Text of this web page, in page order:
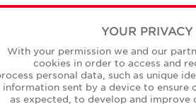
YOUR
With your permission we and our
cookies in order to access and
process personal data, such as unique
information sent by a device to
as expected, to develop and